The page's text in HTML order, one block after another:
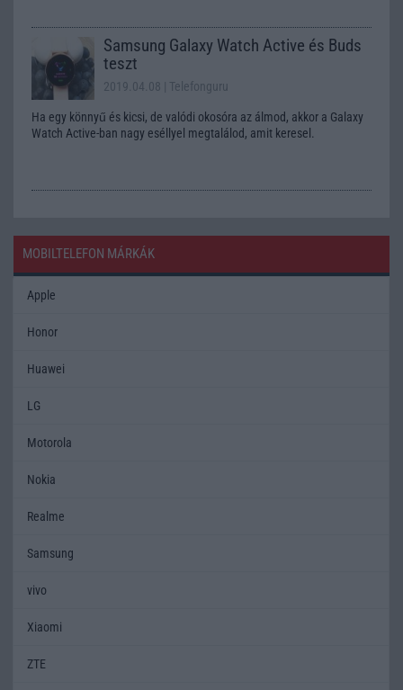
Samsung Galaxy Watch Active és Buds
teszt
2019.04.08 | Telefonguru
Ha egy könnyű és kicsi, de valódi okosóra az álmod, akkor a Galaxy
Watch Active-ban nagy eséllyel megtalálod, amit keresel.
MOBILTELEFON MÁRKÁK
Apple
Honor
Huawei
LG
Motorola
Nokia
Realme
Samsung
vivo
Xiaomi
ZTE